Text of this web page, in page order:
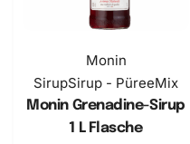
Monin
SirupSirup - PüreeMix
Monin Grenadine-Sirup
1 L Flasche